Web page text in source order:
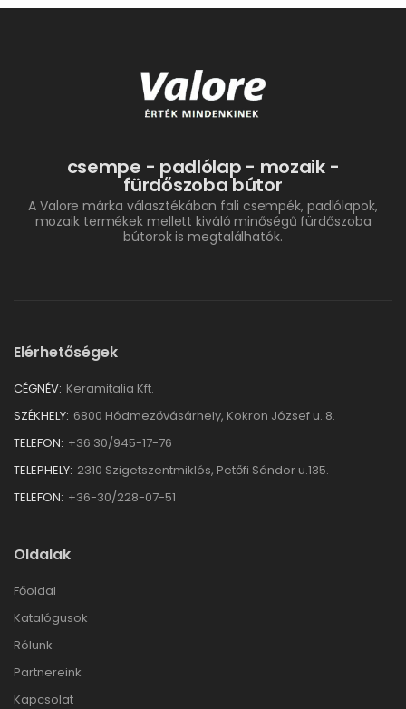
csempe - padlólap - mozaik -
fürdőszoba bútor
A Valore márka választékában fali csempék, padlólapok,
mozaik termékek mellett kiváló minőségű fürdőszoba
bútorok is megtalálhatók.
Elérhetőségek
CÉGNÉV: Keramitalia Kft.
SZÉKHELY: 6800 Hódmezővásárhely, Kokron József u. 8.
TELEFON: +36 30/945-17-76
TELEPHELY: 2310 Szigetszentmiklós, Petőfi Sándor u.135.
TELEFON: +36-30/228-07-51
Oldalak
Főoldal
Katalógusok
Rólunk
Partnereink
Kapcsolat